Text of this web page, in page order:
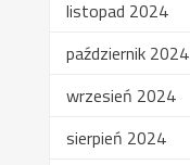
listopad 2024
październik 2024
wrzesień 2024
sierpień 2024